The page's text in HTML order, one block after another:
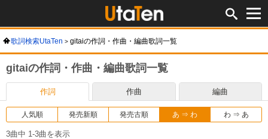
歌詞検索UtaTen gitaiの作詞・作曲・編曲歌詞一覧
gitaiの作詞・作曲・編曲歌詞一覧
作詞 作曲 編曲
人気順 発売新順 発売古順 あ ⇒ わ わ ⇒ あ
3曲中 1-3曲を表示